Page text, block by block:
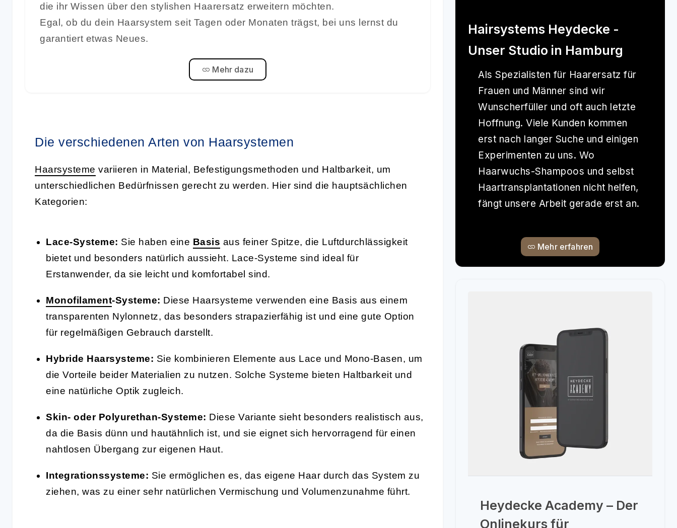
die ihr Wissen über den stylishen Haarersatz erweitern möchten.
Egal, ob du dein Haarsystem seit Tagen oder Monaten trägst, bei uns lernst du
garantiert etwas Neues.
Mehr dazu
Die verschiedenen Arten von Haarsystemen
Haarsysteme variieren in Material, Befestigungsmethoden und Haltbarkeit, um
unterschiedlichen Bedürfnissen gerecht zu werden. Hier sind die hauptsächlichen
Kategorien:
Lace-Systeme: Sie haben eine Basis aus feiner Spitze, die Luftdurchlässigkeit
bietet und besonders natürlich aussieht. Lace-Systeme sind ideal für
Erstanwender, da sie leicht und komfortabel sind.
Monofilament-Systeme: Diese Haarsysteme verwenden eine Basis aus einem
transparenten Nylonnetz, das besonders strapazierfähig ist und eine gute Option
für regelmäßigen Gebrauch darstellt.
Hybride Haarsysteme: Sie kombinieren Elemente aus Lace und Mono-Basen, um
die Vorteile beider Materialien zu nutzen. Solche Systeme bieten Haltbarkeit und
eine natürliche Optik zugleich.
Skin- oder Polyurethan-Systeme: Diese Variante sieht besonders realistisch aus,
da die Basis dünn und hautähnlich ist, und sie eignet sich hervorragend für einen
nahtlosen Übergang zur eigenen Haut.
Integrationssysteme: Sie ermöglichen es, das eigene Haar durch das System zu
ziehen, was zu einer sehr natürlichen Vermischung und Volumenzunahme führt.
Hairsystems Heydecke -
Unser Studio in Hamburg
Als Spezialisten für Haarersatz für
Frauen und Männer sind wir
Wunscherfüller und oft auch letzte
Hoffnung. Viele Kunden kommen
erst nach langer Suche und einigen
Experimenten zu uns. Wo
Haarwuchs-Shampoos und selbst
Haartransplantationen nicht helfen,
fängt unsere Arbeit gerade erst an.
Mehr erfahren
Heydecke Academy – Der
Onlinekurs für